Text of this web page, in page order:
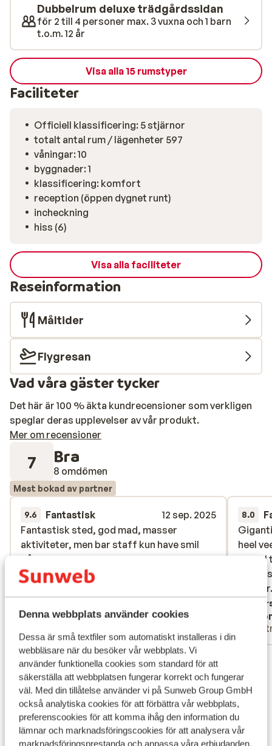
Denna webbplats använder cookies
Dessa är små textfiler som automatiskt installeras i din
webbläsare när du besöker vår webbplats. Vi
använder funktionella cookies som standard för att
säkerställa att webbplatsen fungerar korrekt och fungerar
väl. Med din tillåtelse använder vi på Sunweb Group GmbH
också analytiska cookies för att förbättra vår webbplats,
preferenscookies för att komma ihåg den information du
lämnar och marknadsföringscookies för att analysera vår
marknadsföringsprestanda och anpassa våra erbjudanden.
Dubbelrum deluxe trädgårdssidan
för 2 till 4 personer max. 3 vuxna och 1 barn
t.o.m. 12 år
Visa alla 15 rumstyper
Faciliteter
Officiell klassificering: 5 stjärnor
totalt antal rum / lägenheter 597
våningar: 10
byggnader: 1
klassificering: komfort
reception (öppen dygnet runt)
incheckning
hiss (6)
Visa alla faciliteter
Reseinformation
Måltider
Flygresan
Vad våra gäster tycker
Det här är 100 % äkta kundrecensioner som verkligen
speglar deras upplevelser av vår produkt.
Mer om recensioner
7 Bra
8 omdömen
Mest bokad av partner
9.6 Fantastisk
12 sep. 2025
Fantastisk sted, god mad, masser
aktiviteter, men bar staff kun have smil
på..
Fantastisk sted, god mad, masser
aktiviteter, men bar staff kun have smil
på..
Översätt till svenska
Heidi Nielsen
8.0
heel
is
heel
is
Visa alla 8 omdömen
Läge